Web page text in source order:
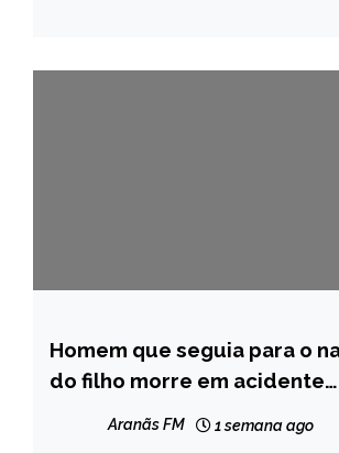
MINAS
GERAIS
NOTÍCIAS
Homem que seguia para o
do filho morre em acidente
Aranãs FM 1 semana ago